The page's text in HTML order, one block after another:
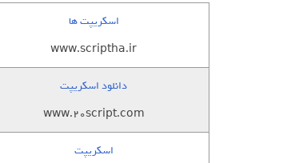
اسکریپت ها
www.scriptha.ir
دانلود اسکریپت
www.20script.com
اسکریپت